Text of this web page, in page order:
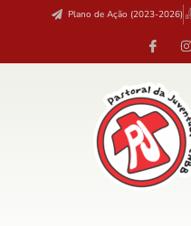
Plano de Ação (2023-2026)